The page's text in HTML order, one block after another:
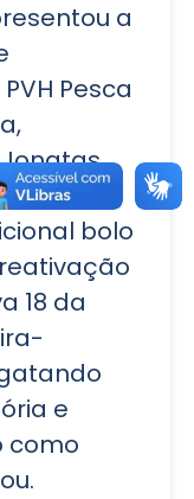
a
Pesca
bolo
18 da
e
como